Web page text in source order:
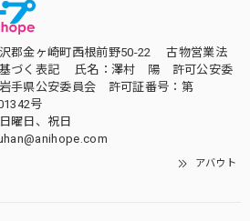
郡金ヶ崎町西根前野50-22 古物営業法
基づく表記 氏名：澤村 陽 許可公安委
手県公安委員会 許可証番号：第
号
曜日、祝日
アバウト